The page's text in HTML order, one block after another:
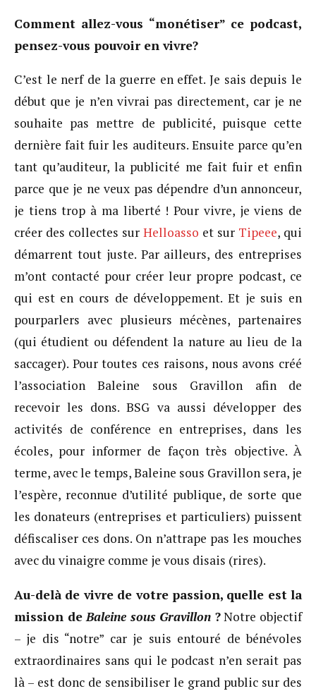
Comment allez-vous “monétiser” ce podcast,
pensez-vous pouvoir en vivre?
C’est le nerf de la guerre en effet. Je sais depuis le
début que je n’en vivrai pas directement, car je ne
souhaite pas mettre de publicité, puisque cette
dernière fait fuir les auditeurs. Ensuite parce qu’en
tant qu’auditeur, la publicité me fait fuir et enfin
parce que je ne veux pas dépendre d’un annonceur,
je tiens trop à ma liberté ! Pour vivre, je viens de
créer des collectes sur Helloasso et sur Tipeee, qui
démarrent tout juste. Par ailleurs, des entreprises
m’ont contacté pour créer leur propre podcast, ce
qui est en cours de développement. Et je suis en
pourparlers avec plusieurs mécènes, partenaires
(qui étudient ou défendent la nature au lieu de la
saccager). Pour toutes ces raisons, nous avons créé
l’association Baleine sous Gravillon afin de
recevoir les dons. BSG va aussi développer des
activités de conférence en entreprises, dans les
écoles, pour informer de façon très objective. À
terme, avec le temps, Baleine sous Gravillon sera, je
l’espère, reconnue d’utilité publique, de sorte que
les donateurs (entreprises et particuliers) puissent
défiscaliser ces dons. On n’attrape pas les mouches
avec du vinaigre comme je vous disais (rires).
Au-delà de vivre de votre passion, quelle est la
mission deBaleine sous Gravillon ?Notre objectif
– je dis “notre” car je suis entouré de bénévoles
extraordinaires sans qui le podcast n’en serait pas
là – est donc de sensibiliser le grand public sur des